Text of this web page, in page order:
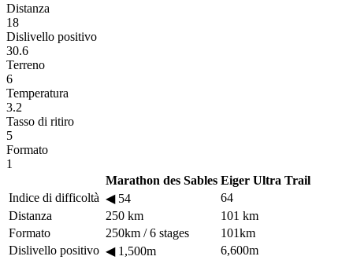
Distanza
18
Dislivello positivo
30.6
Terreno
6
Temperatura
3.2
Tasso di ritiro
5
Formato
1
Marathon des Sables Eiger Ultra Trail
Indice di difficoltà ◀54
64
Distanza
250 km
101 km
Formato
250km / 6 stages
101km
Dislivello positivo ◀1,500m
6,600m